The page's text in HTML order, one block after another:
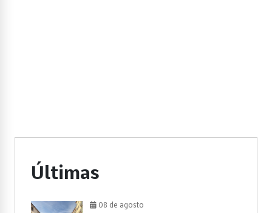
Últimas
08 de agosto